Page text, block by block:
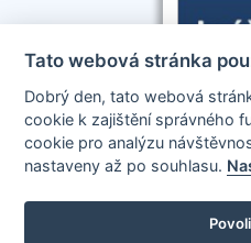
Stránky
Provozovatelem tohoto serveru je
Tato webová stránka
Dobrý den, tato webová
cookie k zajištění správného
cookie pro analýzu
nastaveny až po souhlasu.